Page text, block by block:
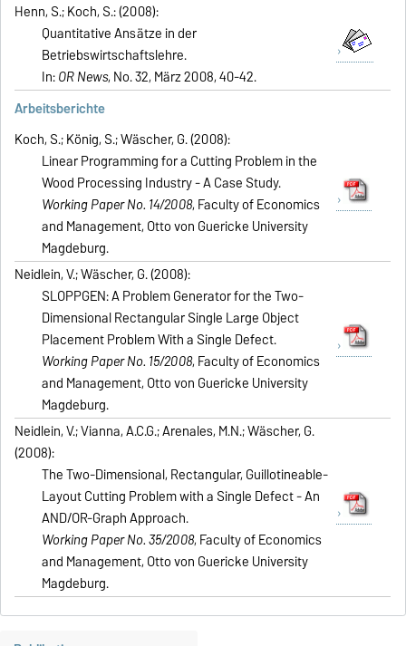
Henn, S.; Koch, S.: (2008):
Quantitative Ansätze in der
Betriebswirtschaftslehre.
In:OR News, No. 32, März 2008, 40-42.
Arbeitsberichte
Koch, S.; König, S.; Wäscher, G. (2008):
Linear Programming for a Cutting Problem in the
Wood Processing Industry - A Case Study.
Working Paper No. 14/2008, Faculty of Economics
and Management, Otto von Guericke University
Magdeburg.
Neidlein, V.; Wäscher, G. (2008):
SLOPPGEN: A Problem Generator for the Two-
Dimensional Rectangular Single Large Object
Placement Problem With a Single Defect.
Working Paper No. 15/2008, Faculty of Economics
and Management, Otto von Guericke University
Magdeburg.
Neidlein, V.; Vianna, A.C.G.; Arenales, M.N.; Wäscher, G.
(2008):
The Two-Dimensional, Rectangular, Guillotineable-
Layout Cutting Problem with a Single Defect - An
AND/OR-Graph Approach.
Working Paper No. 35/2008, Faculty of Economics
and Management, Otto von Guericke University
Magdeburg.